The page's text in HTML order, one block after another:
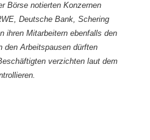
Börse notierten Konzernen
Deutsche Bank, Schering
ihren Mitarbeitern ebenfalls den
den Arbeitspausen dürften
verzichten laut dem